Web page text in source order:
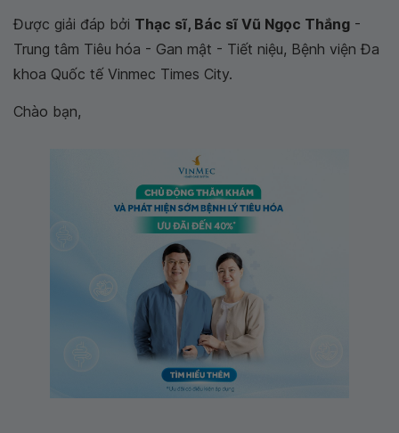
Được giải đáp bởi Thạc sĩ, Bác sĩ Vũ Ngọc Thắng -
Trung tâm Tiêu hóa - Gan mật - Tiết niệu, Bệnh viện Đa
khoa Quốc tế Vinmec Times City.
Chào bạn,